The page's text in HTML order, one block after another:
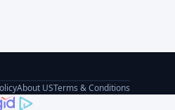
About USTerms & Conditions